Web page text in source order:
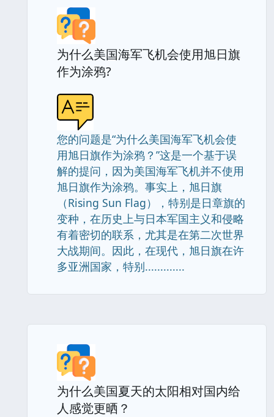
为什么美国海军飞机会使用旭日旗
作为涂鸦?
您的问题是“为什么美国海军飞机会使
用旭日旗作为涂鸦？”这是一个基于误
解的提问，因为美国海军飞机并不使用
旭日旗作为涂鸦。事实上，旭日旗
（Rising Sun Flag），特别是日章旗的
变种，在历史上与日本军国主义和侵略
有着密切的联系，尤其是在第二次世界
大战期间。因此，在现代，旭日旗在许
多亚洲国家，特别.............
为什么美国夏天的太阳相对国内给
人感觉更晒？